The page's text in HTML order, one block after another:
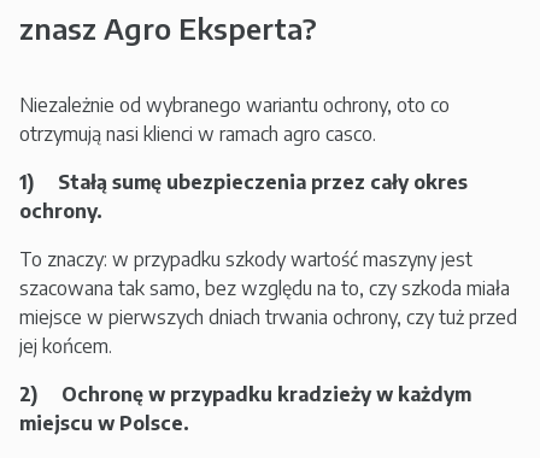
znasz Agro Eksperta?
Niezależnie od wybranego wariantu ochrony, oto co
otrzymują nasi klienci w ramach agro casco.
1) Stałą sumę ubezpieczenia przez cały okres
ochrony.
To znaczy: w przypadku szkody wartość maszyny jest
szacowana tak samo, bez względu na to, czy szkoda miała
miejsce w pierwszych dniach trwania ochrony, czy tuż przed
jej końcem.
2) Ochronę w przypadku kradzieży w każdym
miejscu w Polsce.